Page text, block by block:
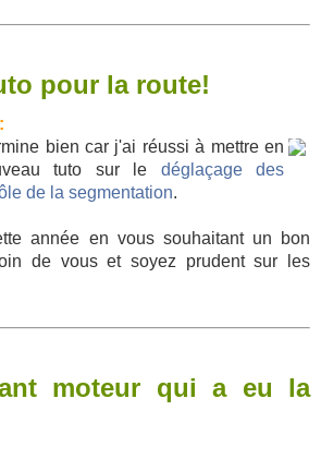
pour la route!
bien car j'ai réussi à mettre en
tuto sur le déglaçage des
de la segmentation.
année en vous souhaitant un bon
de vous et soyez prudent sur les
moteur qui a eu la